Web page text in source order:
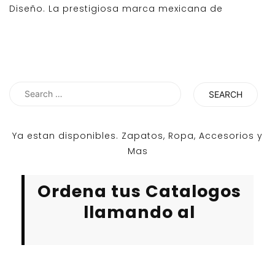
Diseño. La prestigiosa marca mexicana de
Search
Ya estan disponibles. Zapatos, Ropa, Accesorios y
Mas
Ordena tus Catalogos
llamando al